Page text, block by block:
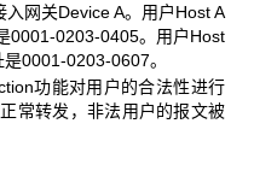
网关Device A。用户Host A
0001-0203-0405。用户Host
0001-0203-0607。
功能对用户的合法性进行
常转发，非法用户的报文被